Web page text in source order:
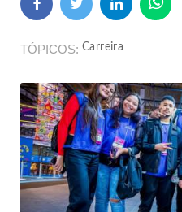
TÓPICOS Carreira